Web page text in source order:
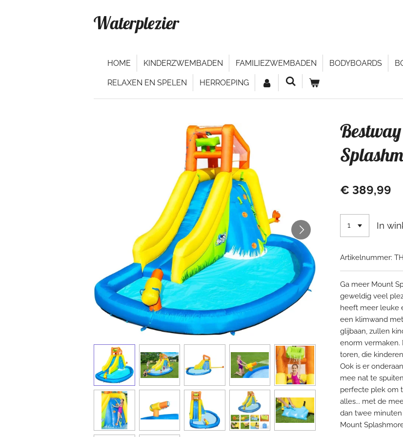
Waterplezier
HOME KINDERZWEMBADEN FAMILIEZWEMBADEN BODYBOARDS
RELAXEN EN SPELEN HERROEPING
€ 389,99
In
Artikelnummer:
Ga meer Mount
geweldig veel
heeft meer leuke
een klimwand
glijbaan, zullen
enorm
toren, die
Ook is er
mee nat te
perfecte plek om
alles... met de
dan twee
Mount